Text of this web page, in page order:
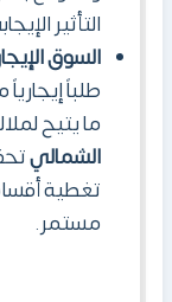
التأثير
السوق
طلباً
ما يتيح
الشمالي
تغطية
مستمر.